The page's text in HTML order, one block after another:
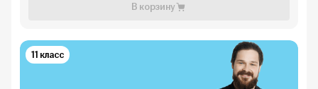
В корзину
11 класс